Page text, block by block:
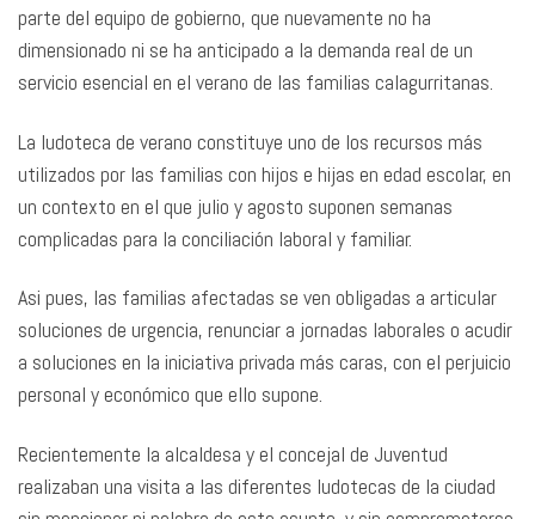
parte del equipo de gobierno, que nuevamente no ha
dimensionado ni se ha anticipado a la demanda real de un
servicio esencial en el verano de las familias calagurritanas.
La ludoteca de verano constituye uno de los recursos más
utilizados por las familias con hijos e hijas en edad escolar, en
un contexto en el que julio y agosto suponen semanas
complicadas para la conciliación laboral y familiar.
Asi pues, las familias afectadas se ven obligadas a articular
soluciones de urgencia, renunciar a jornadas laborales o acudir
a soluciones en la iniciativa privada más caras, con el perjuicio
personal y económico que ello supone.
Recientemente la alcaldesa y el concejal de Juventud
realizaban una visita a las diferentes ludotecas de la ciudad